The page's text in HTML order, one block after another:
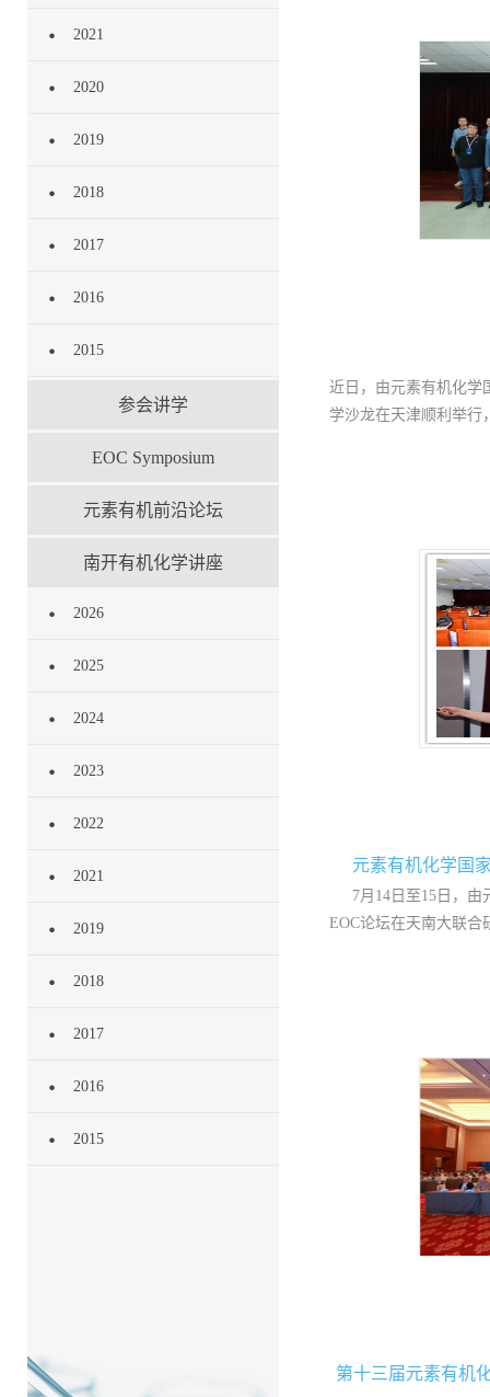
2021
2020
2019
2018
2017
2016
2015
参会讲学
EOC Symposium
元素有机前沿论坛
南开有机化学讲座
2026
2025
2024
2023
2022
2021
2019
2018
2017
2016
2015
近日，由元素有机化学
学沙龙在天津顺利举行
元素有机化学国
7月14日至15日，
EOC论坛在天南大联
第十三届元素有机